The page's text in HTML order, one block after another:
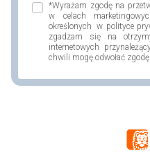
*Wyrażam zgodę na
w celach
określonych w polityce
zgadzam się na
internetowych
chwili mogę odwołać zgodę.